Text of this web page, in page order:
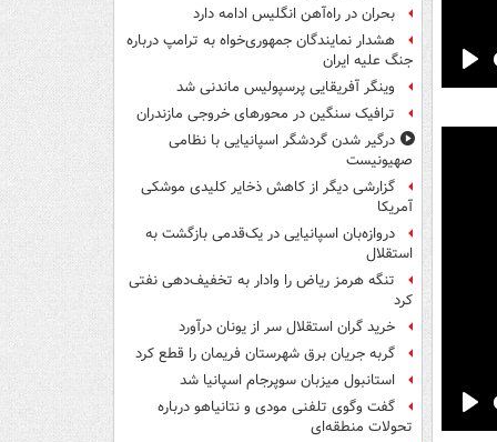
بحران در راه‌آهن انگلیس ادامه دارد
هشدار نمایندگان جمهوری‌خواه به ترامپ درباره
جنگ علیه ایران
وینگر آفریقایی پرسپولیس ماندنی شد
ترافیک سنگین در محورهای خروجی مازندران
درگیر شدن گردشگر اسپانیایی با نظامی
صهیونیست
گزارشی دیگر از کاهش ذخایر کلیدی موشکی
آمریکا
دروازه‌بان اسپانیایی در یک‌قدمی بازگشت به
استقلال
تنگه هرمز ریاض را وادار به تخفیف‌دهی نفتی
کرد
خرید گران استقلال سر از یونان درآورد
گربه جریان برق شهرستان فریمان را قطع کرد
استانبول میزبان سوپرجام اسپانیا شد
گفت وگوی تلفنی مودی و نتانیاهو درباره
تحولات منطقه‌ای